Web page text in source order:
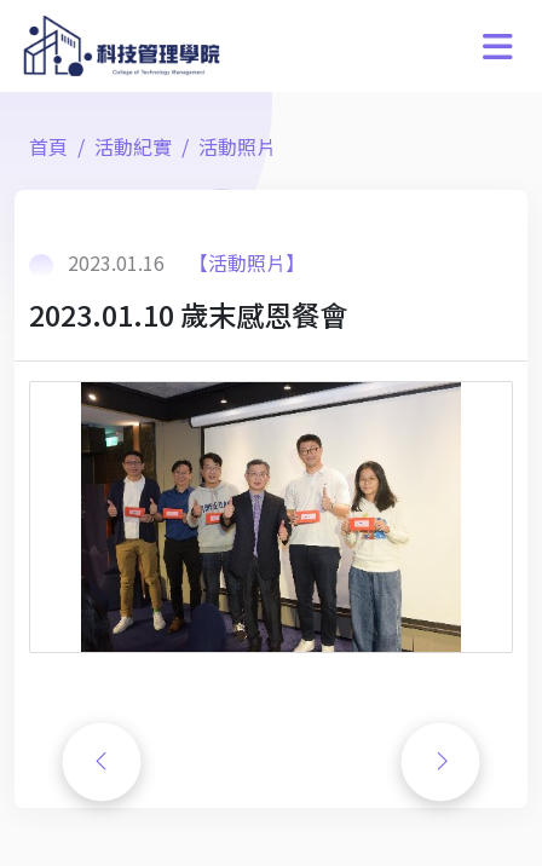
首頁 活動紀實 活動照片
2023.01.16 【活動照片】
2023.01.10 歲末感恩餐會